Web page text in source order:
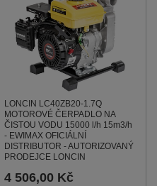
LONCIN LC40ZB20-1.7Q
MOTOROVÉ ČERPADLO NA
ČISTOU VODU 15000 l/h 15m3/h
- EWIMAX OFICIÁLNÍ
DISTRIBUTOR - AUTORIZOVANÝ
PRODEJCE LONCIN
4 506,00 Kč